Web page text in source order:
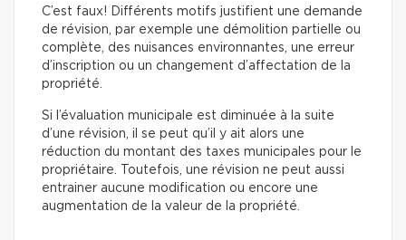
C’est faux! Différents motifs justifient une demande
de révision, par exemple une démolition partielle ou
complète, des nuisances environnantes, une erreur
d’inscription ou un changement d’affectation de la
propriété.
Si l’évaluation municipale est diminuée à la suite
d’une révision, il se peut qu’il y ait alors une
réduction du montant des taxes municipales pour le
propriétaire. Toutefois, une révision ne peut aussi
entrainer aucune modification ou encore une
augmentation de la valeur de la propriété.